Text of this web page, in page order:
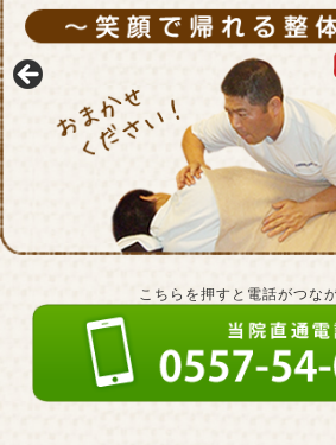
こちらを押すと電話がつな